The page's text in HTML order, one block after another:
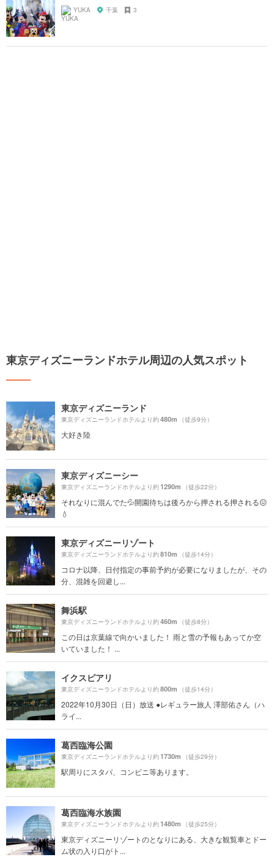
YUKA 千葉 3
東京ディズニーランドホテル周辺の人気スポット
東京ディズニーランド
東京ディズニーランドホテルより約480m （徒歩9分）
大好き陸
東京ディズニーシー
東京ディズニーランドホテルより約1290m （徒歩22分）
それなりに混んでた💦開園待ちは後ろから押される押される‪😖
💧‬
東京ディズニーリゾート
東京ディズニーランドホテルより約810m （徒歩14分）
コロナ以降、日付指定の事前予約が必要になりましたが、その
分、混雑を回避し...
舞浜駅
東京ディズニーランドホテルより約460m （徒歩8分）
この日は京葉線で向かいました！ 雨と雪の予報もあってか空
いていました！ ...
イクスピアリ
東京ディズニーランドホテルより約800m （徒歩14分）
2022年10月30日（日）放送 ●レギュラー旅人 澤部佑さん（ハ
ライ...
葛西臨海公園
東京ディズニーランドホテルより約1730m （徒歩29分）
駅周りにスタバ、コンビニ等あります。
葛西臨海水族園
東京ディズニーランドホテルより約1480m （徒歩25分）
東京ディズニーリゾートのとなりにある、大きな観覧車とドー
ム状の入り口がト...